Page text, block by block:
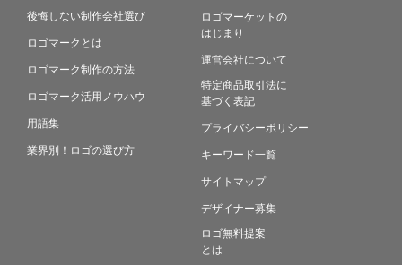
後悔しない制作会社選び
ロゴマークとは
ロゴマーク制作の方法
ロゴマーク活用ノウハウ
用語集
業界別！ロゴの選び方
ロゴマーケットの
はじまり
運営会社について
特定商品取引法に
基づく表記
プライバシーポリシー
キーワード一覧
サイトマップ
デザイナー募集
ロゴ無料提案
とは